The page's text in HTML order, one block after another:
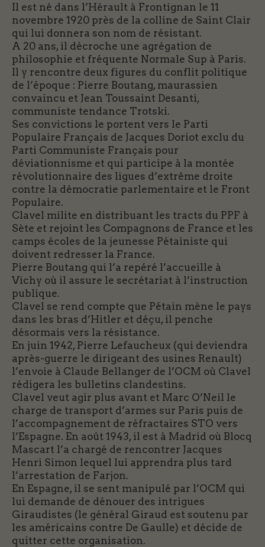
Il est né dans l’Hérault à Frontignan le 11
novembre 1920 près de la colline de Saint Clair
qui lui donnera son nom de résistant.
A 20 ans, il décroche une agrégation de
philosophie et fréquente Normale Sup à Paris.
Il y rencontre deux figures du conflit politique
de l’époque : Pierre Boutang, maurassien
convaincu et Jean Toussaint Desanti,
communiste tendance Trotski.
Ses convictions le portent vers le Parti
Populaire Français de Jacques Doriot exclu du
Parti Communiste Français pour
déviationnisme et qui participe à la montée
révolutionnaire des ligues d’extrême droite
contre la démocratie parlementaire et le Front
Populaire.
Clavel milite en distribuant les tracts du PPF à
Sète et rejoint les Compagnons de France et les
camps écoles de la jeunesse Pétainiste qui
doivent redresser la France.
Pierre Boutang qui l’a repéré l’accueille à
Vichy où il assure le secrétariat à l’instruction
publique.
Clavel se rend compte que Pétain mène le pays
dans les bras d’Hitler et déçu, il penche
désormais vers la résistance.
En juin 1942, Pierre Lefaucheux (qui deviendra
après-guerre le dirigeant des usines Renault)
l’envoie à Claude Bellanger de l’OCM où Clavel
rédigera les bulletins clandestins.
Clavel veut agir plus avant et Marc O’Neil le
charge de transport d’armes sur Paris puis de
l’accompagnement de réfractaires STO vers
l’Espagne. En août 1943, il est à Madrid où Blocq
Mascart l’a chargé de rencontrer Jacques
Henri Simon lequel lui apprendra plus tard
l’arrestation de Farjon.
En Espagne, il se sent manipulé par l’OCM qui
lui demande de dénouer des intrigues
Giraudistes (le général Giraud est soutenu par
les américains contre De Gaulle) et décide de
quitter cette organisation.